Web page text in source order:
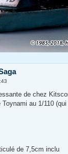
de chez
au 1/110
de 7,5cm inclu